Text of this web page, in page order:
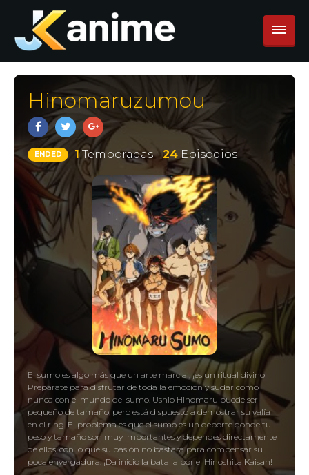
Hinomaruzumou
ENDED 1Temporadas -24Episodios
El sumo es algo más que un arte marcial, ¡es un ritual divino!
Prepárate para disfrutar de toda la emoción y sudar como
nunca con el mundo del sumo. Ushio Hinomaru puede ser
pequeño de tamaño, pero está dispuesto a demostrar su valía
en el ring. El problema es que el sumo es un deporte donde tu
peso y tamaño son muy importantes y dependes directamente
de ellos, con lo que su pasión no bastará para compensar su
poca envergadura. ¡Da inicio la batalla por el Hinoshita Kaisan!